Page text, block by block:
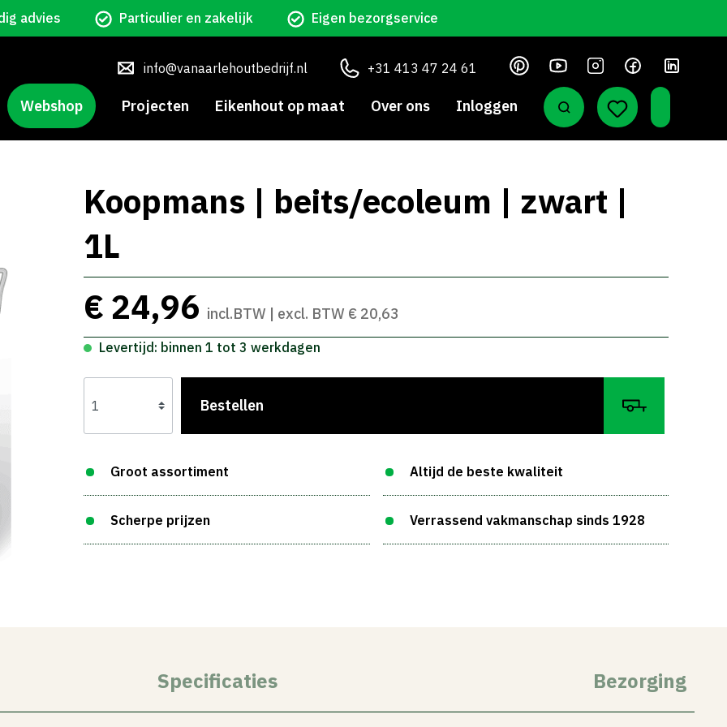
advies Particulier en zakelijk Eigen bezorgservice
info@vanaarlehoutbedrijf.nl +31 413 47 24 61
Webshop Projecten Eikenhout op maat Over ons Inloggen
Koopmans | beits/ecoleum | zwart |
1L
€ 24,96 incl.BTW | excl. BTW € 20,63
Levertijd: binnen 1 tot 3 werkdagen
Bestellen
Groot assortiment
Scherpe prijzen
Altijd de beste kwaliteit
Verrassend vakmanschap sinds 1928
Specificaties Bezorging